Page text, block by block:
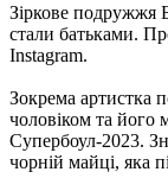
Зіркове подружжя
стали батьками.
Instagram.
Зокрема артистка
чоловіком та
Супербоул-2023.
чорній майці, яка